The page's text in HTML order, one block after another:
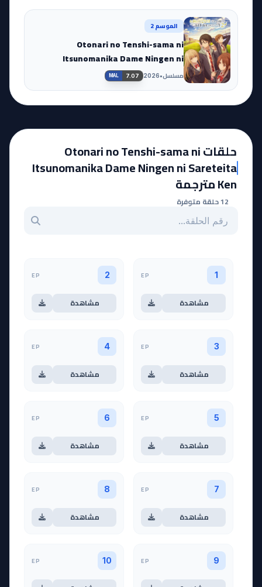
الموسم 2
Otonari no Tenshi-sama ni
Itsunomanika Dame Ningen ni
Sareteita Ken 2
مسلسل•
2026
MAL 7.07
حلقات Otonari no Tenshi-sama ni
Itsunomanika Dame Ningen ni Sareteita
Ken مترجمة
12 حلقة متوفرة
بحث عن حلقة بالرقم
1
EP
مشاهدة
2
EP
مشاهدة
3
EP
مشاهدة
4
EP
مشاهدة
5
EP
مشاهدة
6
EP
مشاهدة
7
EP
مشاهدة
8
EP
مشاهدة
9
EP
10
EP